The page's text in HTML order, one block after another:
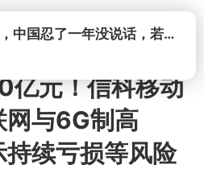
打开牺牲两个战士，中国忍了一年没说话，若菲律宾死了人，他会开战吗
亿元！信科移动
网与6G制高
续亏损等风险